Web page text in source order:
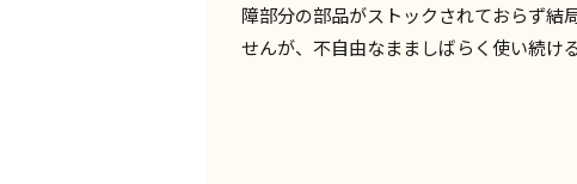
障部分の部品がストックされておらず
せんが、不自由なまましばらく使い続け